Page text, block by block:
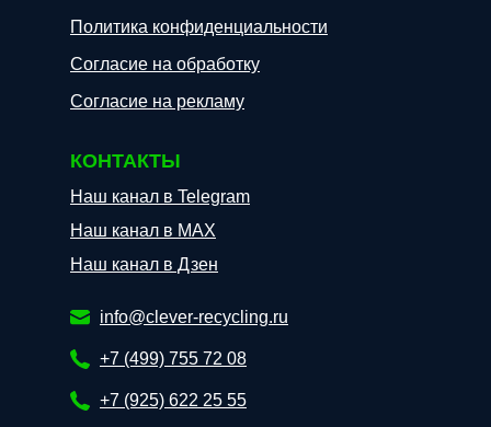
Политика конфиденциальности
Согласие на обработку
Согласие на рекламу
КОНТАКТЫ
Наш канал в Telegram
Наш канал в МАХ
Наш канал в Дзен
info@clever-recycling.ru
+7 (499) 755 72 08
+7 (925) 622 25 55